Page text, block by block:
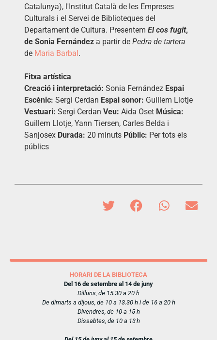
Catalunya), l'Institut Català de les Empreses
Culturals i el Servei de Biblioteques del
Departament de Cultura. Presentem El cos fugit,
de Sonia Fernández a partir de Pedra de tartera
de Maria Barbal.
Fitxa artística
Creació i interpretació: Sonia Fernández Espai
Escènic: Sergi Cerdan Espai sonor: Guillem Llotje
Vestuari: Sergi Cerdan Veu: Aida Oset Música:
Guillem Llotje, Yann Tiersen, Carles Belda i
Sanjosex Durada: 20 minuts Públic: Per tots els
públics
HORARI DE LA BIBLIOTECA
Del 16 de setembre al 14 de juny
Dilluns, de 15.30 a 20 h
De dimarts a dijous, de 10 a 13.30 h i de 16 a 20 h
Divendres, de 10 a 15 h
Dissabtes, de 10 a 13 h